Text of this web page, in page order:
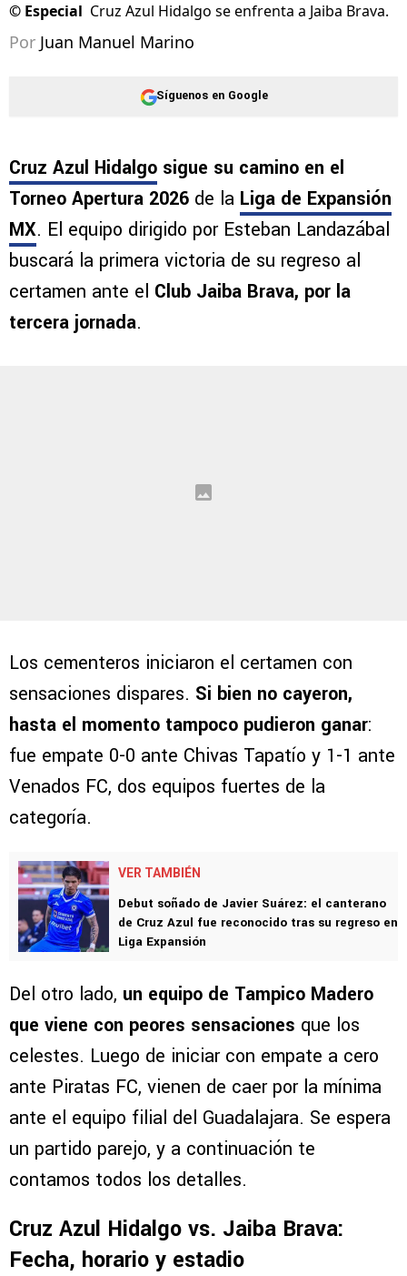
© Especial Cruz Azul Hidalgo se enfrenta a Jaiba Brava.
Por Juan Manuel Marino
Síguenos en Google
Cruz Azul Hidalgo sigue su camino en el
Torneo Apertura 2026 de la Liga de Expansión
MX. El equipo dirigido por Esteban Landazábal
buscará la primera victoria de su regreso al
certamen ante el Club Jaiba Brava, por la
tercera jornada.
Los cementeros iniciaron el certamen con
sensaciones dispares. Si bien no cayeron,
hasta el momento tampoco pudieron ganar:
fue empate 0-0 ante Chivas Tapatío y 1-1 ante
Venados FC, dos equipos fuertes de la
categoría.
VER TAMBIÉN
Debut soñado de Javier Suárez: el canterano
de Cruz Azul fue reconocido tras su regreso en
Liga Expansión
Del otro lado, un equipo de Tampico Madero
que viene con peores sensaciones que los
celestes. Luego de iniciar con empate a cero
ante Piratas FC, vienen de caer por la mínima
ante el equipo filial del Guadalajara. Se espera
un partido parejo, y a continuación te
contamos todos los detalles.
Cruz Azul Hidalgo vs. Jaiba Brava:
Fecha, horario y estadio